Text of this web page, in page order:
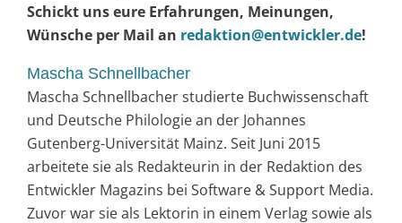
Schickt uns eure Erfahrungen, Meinungen,
Wünsche per Mail an redaktion@entwickler.de!
Mascha Schnellbacher
Mascha Schnellbacher studierte Buchwissenschaft
und Deutsche Philologie an der Johannes
Gutenberg-Universität Mainz. Seit Juni 2015
arbeitete sie als Redakteurin in der Redaktion des
Entwickler Magazins bei Software & Support Media.
Zuvor war sie als Lektorin in einem Verlag sowie als